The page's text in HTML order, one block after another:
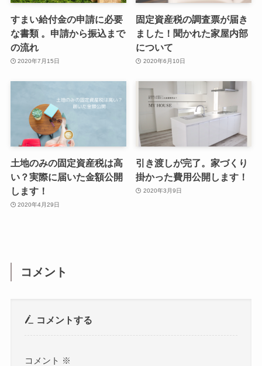
すまい給付金の申請に必要
な書類 。申請から振込まで
の流れ
2020年7月15日
固定資産税の調査票が届き
ました！聞かれた家屋内部
について
2020年6月10日
土地のみの固定資産税は高
い？実際に届いた金額公開
します！
2020年4月29日
引き渡しが完了。家づくり
掛かった費用公開します！
2020年3月9日
コメント
コメントする
コメント ※